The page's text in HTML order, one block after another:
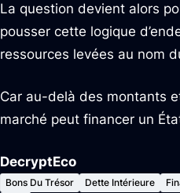
La question devient alors
pousser cette logique
ressources levées au nom
Car au-delà des montants
marché peut financer un
DecryptEco
Bons Du Trésor Dette Intérieure